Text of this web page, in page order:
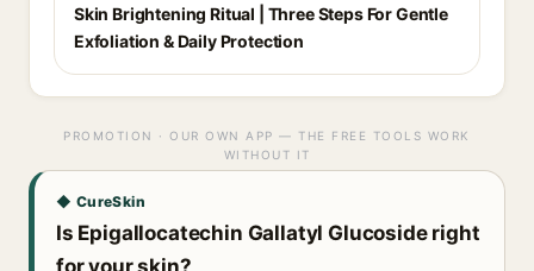
Skin Brightening Ritual | Three Steps For Gentle
Exfoliation & Daily Protection
PROMOTION · OUR OWN APP — THE FREE TOOLS WORK
WITHOUT IT
◆ CureSkin
Is Epigallocatechin Gallatyl Glucoside right
for your skin?